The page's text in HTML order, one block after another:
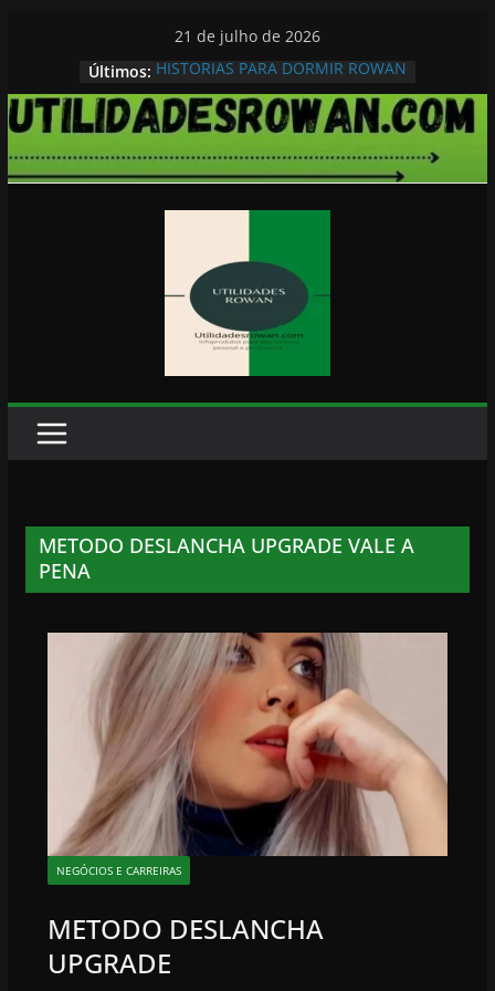
conteúdo
21 de julho de 2026
Últimos: HISTORIAS PARA DORMIR ROWAN
METODO DESLANCHA UPGRADE VALE A
PENA
NEGÓCIOS E CARREIRAS
METODO DESLANCHA
UPGRADE